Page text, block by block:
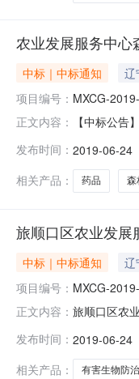
农业发展服务中心
中标｜中标通知 辽
项目编号： MXCG-
正文内容：
【中标公
目名称：旅
机构：大连
发布时间： 2019-06-24
相关产品：
药品 森
旅顺口区农业发展
中标｜中标通知
辽
项目编号： MXCG-
正文内容： 旅顺口区农
服务中心有
限公司地址
发布时间： 2019-06-24
相关产品：
有害生物防